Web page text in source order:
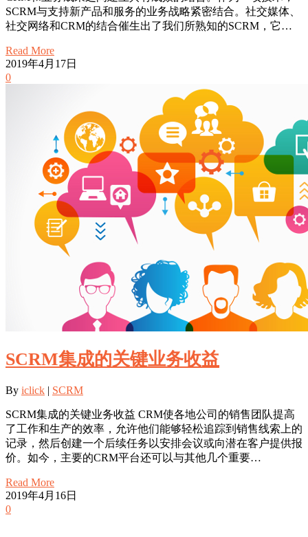
SCRM与支持新产品和服务的业务战略紧密结合。社交媒体、
社交网络和CRM的结合催生出了我们所熟知的SCRM，它…
Read More
2019年4月17日
0
SCRM集成的关键业务收益
By iclick | SCRM
SCRM集成的关键业务收益 CRM使各地公司的销售团队提高
了工作和生产的效率，允许他们能够轻松追踪到销售线索上的
记录，然后创建一个后续任务以安排会议或向潜在客户提供报
价。如今，主要的CRM平台还可以与其他几个重要…
Read More
2019年4月16日
0